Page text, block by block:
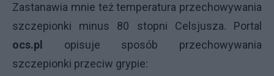
Zastanawia mnie też temperatura przechowywania
szczepionki minus 80 stopni Celsjusza. Portal
ocs.pl
opisuje sposób przechowywania
szczepionki przeciw grypie: